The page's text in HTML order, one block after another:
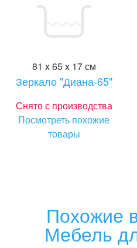
81 x 65 x 17 см
Зеркало "Диана-65"
Снято с производства
Посмотреть похожие
товары
Похожие
Мебель